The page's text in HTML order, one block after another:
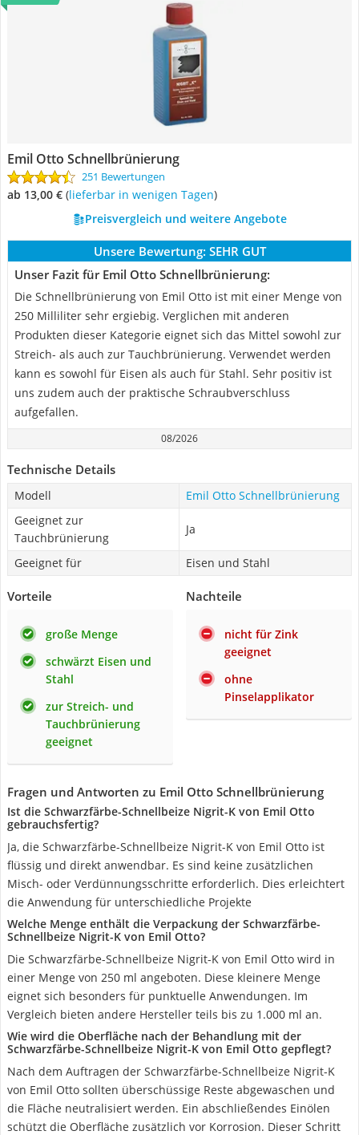
Emil Otto Schnellbrünierung
251 Bewertungen
ab 13,00 € ( Lieferbar in wenigen Tagen)
Preisvergleich und weitere Angebote
Unsere Bewertung: SEHR GUT
Unser Fazit für Emil Otto Schnellbrünierung:
Die Schnellbrünierung von Emil Otto ist mit einer Menge von
250 Milliliter sehr ergiebig. Verglichen mit anderen
Produkten dieser Kategorie eignet sich das Mittel sowohl zur
Streich- als auch zur Tauchbrünierung. Verwendet werden
kann es sowohl für Eisen als auch für Stahl. Sehr positiv ist
uns zudem auch der praktische Schraubverschluss
aufgefallen.
08/2026
Technische Details
Modell
Emil Otto Schnellbrünierung
Geeignet zur
Tauchbrünierung
Ja
Geeignet für Eisen und Stahl
Vorteile
große Menge
schwärzt Eisen und
Stahl
zur Streich- und
Tauchbrünierung
geeignet
Nachteile
nicht für Zink
geeignet
ohne
Pinselapplikator
Fragen und Antworten zu Emil Otto Schnellbrünierung
Ist die Schwarzfärbe-Schnellbeize Nigrit-K von Emil Otto
gebrauchsfertig?
Ja, die Schwarzfärbe-Schnellbeize Nigrit-K von Emil Otto ist
flüssig und direkt anwendbar. Es sind keine zusätzlichen
Misch- oder Verdünnungsschritte erforderlich. Dies erleichtert
die Anwendung für unterschiedliche Projekte
Welche Menge enthält die Verpackung der Schwarzfärbe-
Schnellbeize Nigrit-K von Emil Otto?
Die Schwarzfärbe-Schnellbeize Nigrit-K von Emil Otto wird in
einer Menge von 250 ml angeboten. Diese kleinere Menge
eignet sich besonders für punktuelle Anwendungen. Im
Vergleich bieten andere Hersteller teils bis zu 1.000 ml an.
Wie wird die Oberfläche nach der Behandlung mit der
Schwarzfärbe-Schnellbeize Nigrit-K von Emil Otto gepflegt?
Nach dem Auftragen der Schwarzfärbe-Schnellbeize Nigrit-K
von Emil Otto sollten überschüssige Reste abgewaschen und
die Fläche neutralisiert werden. Ein abschließendes Einölen
schützt die Oberfläche zusätzlich vor Korrosion. Dieser Schritt